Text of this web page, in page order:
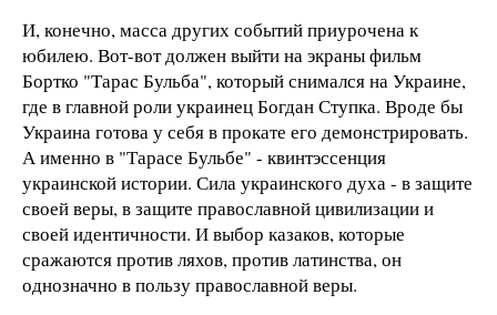
И, конечно, масса других событий приурочена к
юбилею. Вот-вот должен выйти на экраны фильм
Бортко "Тарас Бульба", который снимался на Украине,
где в главной роли украинец Богдан Ступка. Вроде бы
Украина готова у себя в прокате его демонстрировать.
А именно в "Тарасе Бульбе" - квинтэссенция
украинской истории. Сила украинского духа - в защите
своей веры, в защите православной цивилизации и
своей идентичности. И выбор казаков, которые
сражаются против ляхов, против латинства, он
однозначно в пользу православной веры.